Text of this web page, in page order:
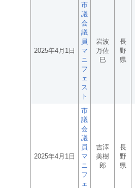
2025年4月1日
市
議
会
議
員
マ
ニ
フ
ェ
ス
ト
岩波
万佐
巳
長
野
県
2025年4月1日
市
議
会
議
員
マ
ニ
フ
ェ
吉澤
美樹
郎
長
野
県